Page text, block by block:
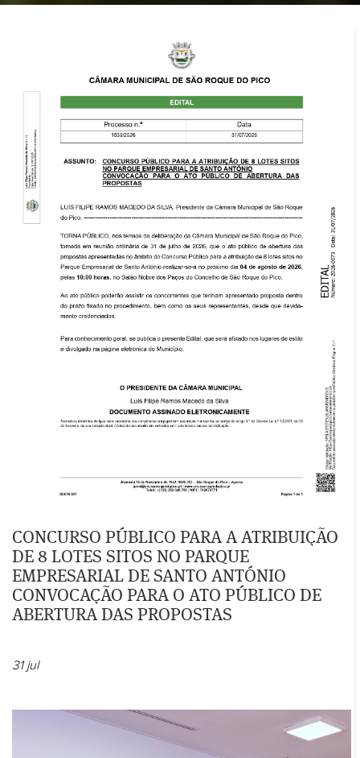
CONCURSO PÚBLICO PARA A ATRIBUIÇÃO
DE 8 LOTES SITOS NO PARQUE
EMPRESARIAL DE SANTO ANTÓNIO
CONVOCAÇÃO PARA O ATO PÚBLICO DE
ABERTURA DAS PROPOSTAS
31 jul